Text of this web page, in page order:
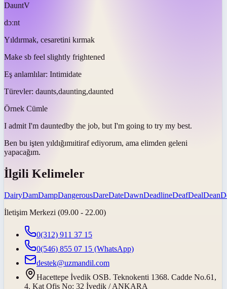
DauntV
dɔːnt
Yıldırmak, cesaretini kırmak
Make sb feel slightly frightened
Eş anlamlılar: Intimidate
Türevler: daunts,daunting,daunted
Örnek Cümle
I admit I'm dauntedby the job, but I'm going to try my best.
Ben bu işten yıldığımıitiraf ediyorum, ama elimden geleni
yapacağım.
İlgili Kelimeler
DairyDamDampDangerousDareDateDawnDeadlineDeafDealDean
İletişim Merkezi (09.00 - 22.00)
0(312) 911 37 15
0(546) 855 07 15 (WhatsApp)
destek@uzmandil.com
Hacettepe İvedik OSB. Teknokenti 1368. Cadde No.61,
4. Kat Ofis No: 32 İvedik / ANKARA